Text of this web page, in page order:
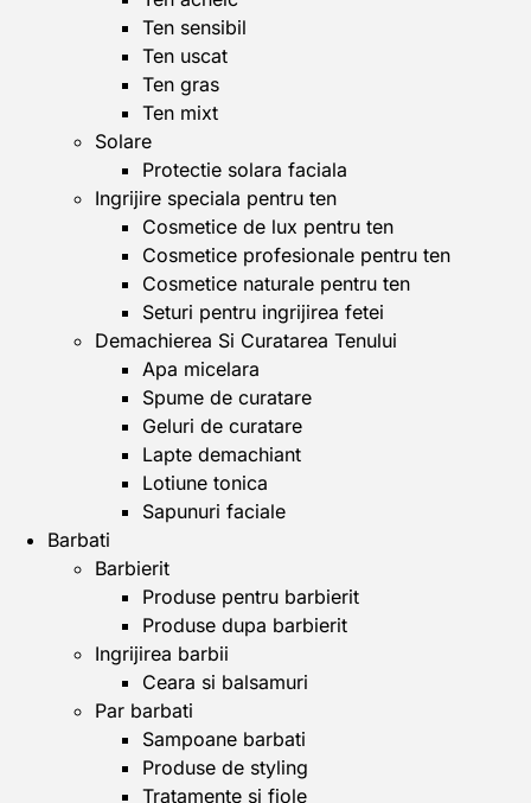
Ten sensibil
Ten uscat
Ten gras
Ten mixt
Solare
Protectie solara faciala
Ingrijire speciala pentru ten
Cosmetice de lux pentru ten
Cosmetice profesionale pentru ten
Cosmetice naturale pentru ten
Seturi pentru ingrijirea fetei
Demachierea Si Curatarea Tenului
Apa micelara
Spume de curatare
Geluri de curatare
Lapte demachiant
Lotiune tonica
Sapunuri faciale
Barbati
Barbierit
Produse pentru barbierit
Produse dupa barbierit
Ingrijirea barbii
Ceara si balsamuri
Par barbati
Sampoane barbati
Produse de styling
Tratamente si fiole